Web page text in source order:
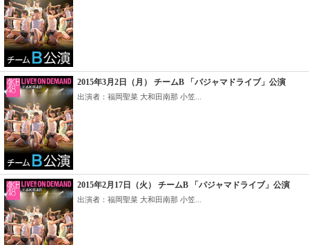
2015年3月2日（月） チームB 「パジャマドライブ」公演
出演者：福岡聖菜 大和田南那 小笠...
2015年2月17日（火） チームB 「パジャマドライブ」公演
出演者：福岡聖菜 大和田南那 小笠...